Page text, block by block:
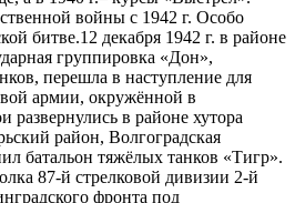
войны с 1942 г. Особо
битве.12 декабря 1942 г. в районе
группировка «Дон»,
перешла в наступление для
армии, окружённой в
развернулись в районе хутора
район, Волгоградская
батальон тяжёлых танков «Тигр».
87-й стрелковой дивизии 2-й
фронта под